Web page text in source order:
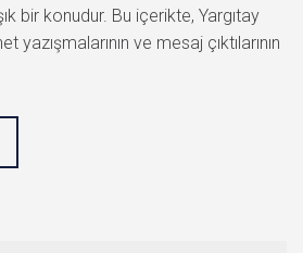
bir konudur. Bu içerikte, Yargıtay
yazışmalarının ve mesaj çıktılarının